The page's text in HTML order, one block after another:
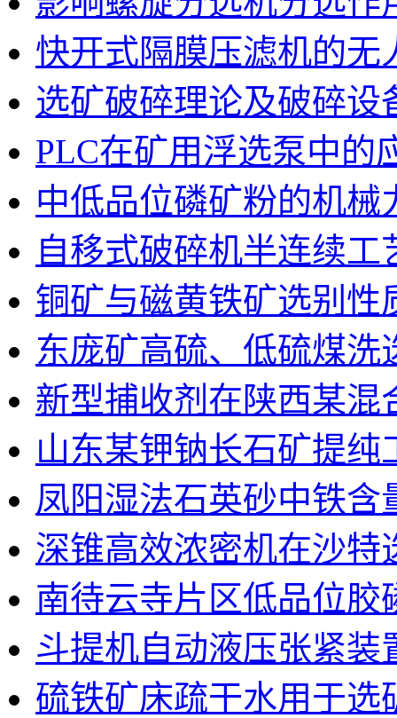
快开式隔膜压滤机的无
选矿破碎理论及破碎设
PLC在矿用浮选泵中的
中低品位磷矿粉的机
自移式破碎机半连续
铜矿与磁黄铁矿选别性
东庞矿高硫、低硫煤
新型捕收剂在陕西某混
山东某钾钠长石矿提纯
凤阳湿法石英砂中铁含
深锥高效浓密机在沙特
南待云寺片区低品位
斗提机自动液压张紧装
硫铁矿床疏干水用于选